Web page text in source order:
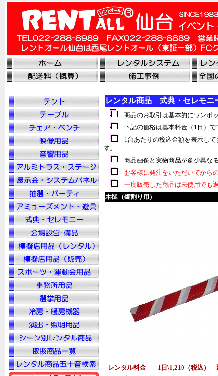
レンタル商品 式典・セレモニ
商品のお取引は基本的にワンボ
下記の価格は基本料金（1日）で
1台あたりの税込金額を表示して
す。
商品画像と実物商品が多少異な
お客様に発注をいただいてから
一度販売した商品は未使用でも
木槌（鏡割り用）
レンタル料金 1日\1,210（税込）